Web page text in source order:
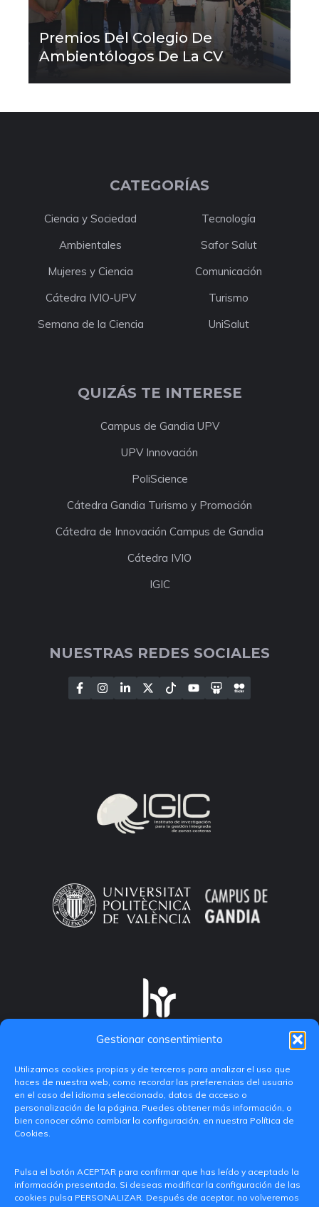
Gestionar consentimiento
Utilizamos cookies propias y de terceros para analizar el uso que
haces de nuestra web, como recordar las preferencias del usuario
en el caso del idioma seleccionado, datos de acceso o
personalización de la página. Puedes obtener más información, o
bien conocer cómo cambiar la configuración, en nuestra Política de
Cookies.
Pulsa el botón ACEPTAR para confirmar que has leído y aceptado la
información presentada. Si deseas modificar la configuración de las
cookies pulsa PERSONALIZAR. Después de aceptar, no volveremos
Premios Del Colegio De
Ambientólogos De La CV
CATEGORÍAS
Ciencia y Sociedad
Tecnología
Ambientales
Safor Salut
Mujeres y Ciencia
Comunicación
Cátedra IVIO-UPV
Turismo
Semana de la Ciencia
UniSalut
QUIZÁS TE INTERESE
Campus de Gandia UPV
UPV Innovación
PoliScience
Cátedra Gandia Turismo y Promoción
Cátedra de Innovación Campus de Gandia
Cátedra IVIO
IGIC
NUESTRAS REDES SOCIALES
(València)